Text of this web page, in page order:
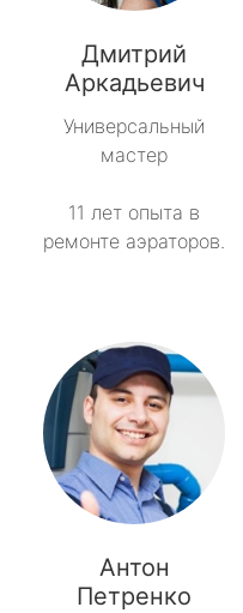
Дмитрий
Аркадьевич
Универсальный
мастер
11 лет опыта в
ремонте аэраторов.
Антон
Петренко